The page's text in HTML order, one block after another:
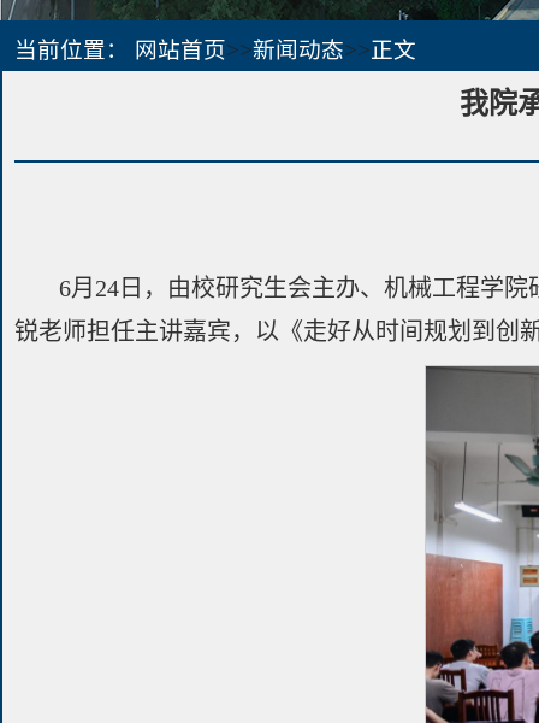
当前位置： 网站首页>>新闻动态>>正文
我院
6月24日，由校研究生会主办、机械工程学
锐老师担任主讲嘉宾，以《走好从时间规划到创